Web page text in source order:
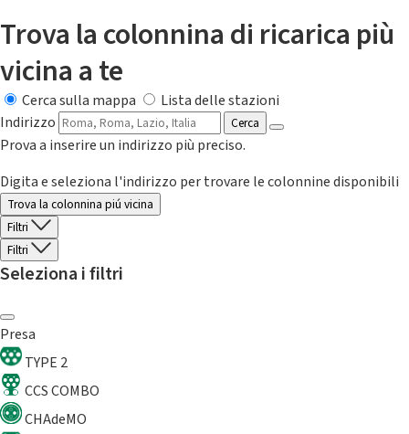
Trova la colonnina di ricarica più
vicina a te
Cerca sulla mappa
Lista delle stazioni
Indirizzo
Cerca
Prova a inserire un indirizzo più preciso.
Digita e seleziona l'indirizzo per trovare le colonnine disponibili
Trova la colonnina piú vicina
Filtri
Filtri
Seleziona i filtri
Presa
TYPE 2
CCS COMBO
CHAdeMO